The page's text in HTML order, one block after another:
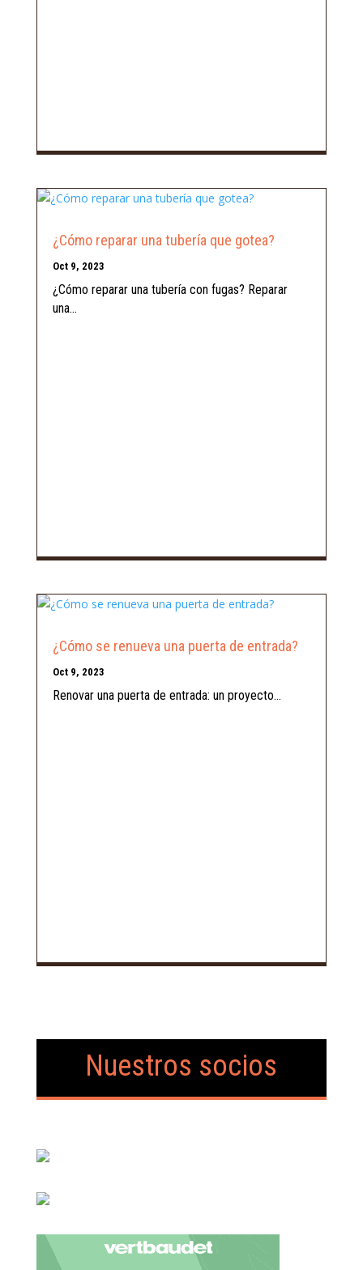
¿Cómo reparar una tubería que gotea?
Oct 9, 2023
¿Cómo reparar una tubería con fugas? Reparar
una...
¿Cómo se renueva una puerta de entrada?
Oct 9, 2023
Renovar una puerta de entrada: un proyecto...
Nuestros socios